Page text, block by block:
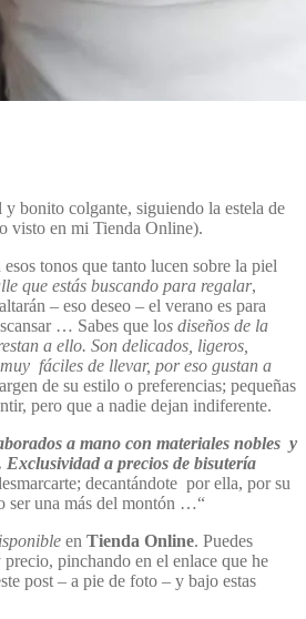
y bonito colgante, siguiendo la estela de
visto en mi Tienda Online).
esos tonos que tanto lucen sobre la piel
que estás buscando para regalar,
– eso deseo – el verano es para
… Sabes que los diseños de la
a ello. Son delicados, ligeros,
fáciles de llevar, por eso gustan a
de su estilo o preferencias; pequeñas
pero que a nadie dejan indiferente.
a mano con materiales nobles y
a precios de bisutería
decantándote por ella, por su
ser una más del montón …“
en Tienda Online. Puedes
pinchando en el enlace que he
post – a pie de foto – y bajo estas